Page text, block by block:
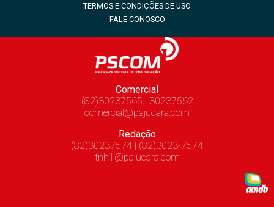
TERMOS E CONDIÇÕES DE USO
FALE CONOSCO
Comercial
(82)30237565 | 30237562
comercial@pajucara.com
Redação
(82)30237574 | (82)3023-7574
tnh1@pajucara.com